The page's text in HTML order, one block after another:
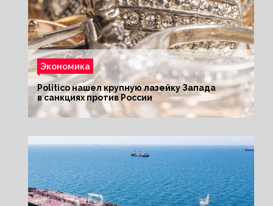
Экономика
Politico нашел крупную лазейку Запада
в санкциях против России